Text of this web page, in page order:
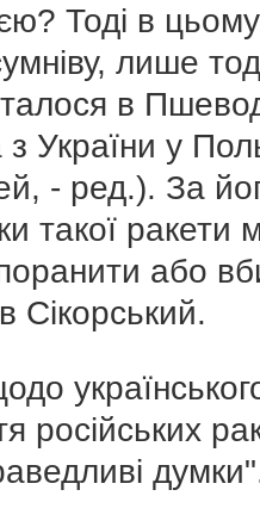
Тоді в цьому
лише
в
з України у
- ред.). За
такої ракети
або
Сікорський.
російських